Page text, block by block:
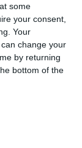
some
your consent,
Your
change your
by returning
bottom of the
tale în alt scop.
unde vei
tale.